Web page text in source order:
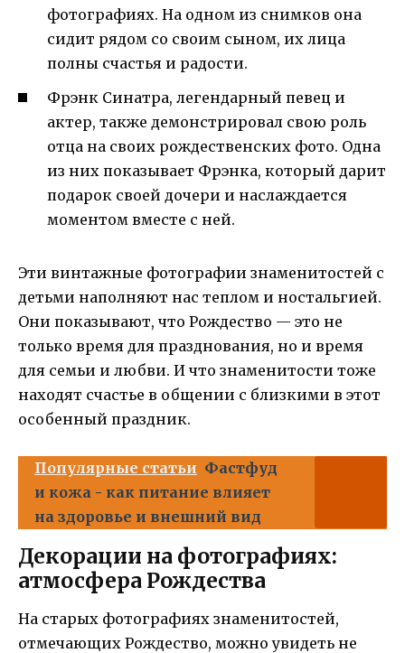
фотографиях. На одном из снимков она
сидит рядом со своим сыном, их лица
полны счастья и радости.
Фрэнк Синатра, легендарный певец и
актер, также демонстрировал свою роль
отца на своих рождественских фото. Одна
из них показывает Фрэнка, который дарит
подарок своей дочери и наслаждается
моментом вместе с ней.
Эти винтажные фотографии знаменитостей с
детьми наполняют нас теплом и ностальгией.
Они показывают, что Рождество — это не
только время для празднования, но и время
для семьи и любви. И что знаменитости тоже
находят счастье в общении с близкими в этот
особенный праздник.
Популярные статьи Фастфуд
и кожа - как питание влияет
на здоровье и внешний вид
Декорации на фотографиях:
атмосфера Рождества
На старых фотографиях знаменитостей,
отмечающих Рождество, можно увидеть не